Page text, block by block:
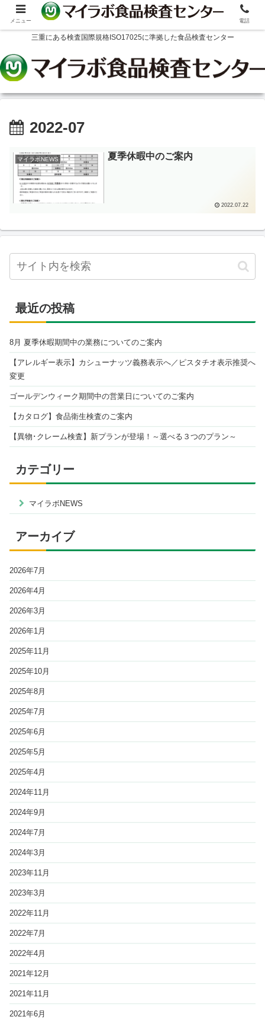
三重にある検査国際規格ISO17025に準拠した食品検査センター
2022-07
マイラボNEWS 夏季休暇中のご案内
2022.07.22
最近の投稿
8月 夏季休暇期間中の業務についてのご案内
【アレルギー表示】カシューナッツ義務表示へ／ピスタチオ表示推奨へ
変更
ゴールデンウィーク期間中の営業日についてのご案内
【カタログ】食品衛生検査のご案内
【異物･クレーム検査】新プランが登場！～選べる３つのプラン～
カテゴリー
マイラボNEWS
アーカイブ
2026年7月
2026年4月
2026年3月
2026年1月
2025年11月
2025年10月
2025年8月
2025年7月
2025年6月
2025年5月
2025年4月
2024年11月
2024年9月
2024年7月
2024年3月
2023年11月
2023年3月
2022年11月
2022年7月
2022年4月
2021年12月
2021年11月
2021年6月
メニュー 電話